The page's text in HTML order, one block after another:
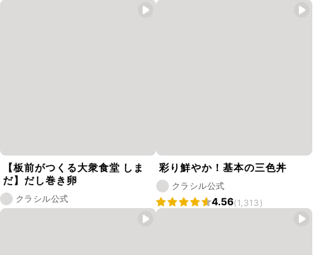
【板前がつくる大衆食堂 しま
だ】だし巻き卵
クラシル公式
彩り鮮やか！基本の三色丼
クラシル公式
4.56(1,313)